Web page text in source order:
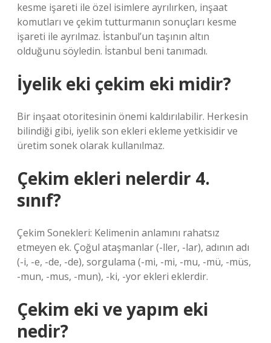
kesme işareti ile özel isimlere ayrılırken, inşaat
komutları ve çekim tutturmanın sonuçları kesme
işareti ile ayrılmaz. İstanbul’un taşının altın
olduğunu söyledin. İstanbul beni tanımadı.
İyelik eki çekim eki midir?
Bir inşaat otoritesinin önemi kaldırılabilir. Herkesin
bilindiği gibi, iyelik son ekleri ekleme yetkisidir ve
üretim sonek olarak kullanılmaz.
Çekim ekleri nelerdir 4.
sınıf?
Çekim Sonekleri: Kelimenin anlamını rahatsız
etmeyen ek. Çoğul ataşmanlar (-ller, -lar), adının adı
(-i, -e, -de, -de), sorgulama (-mi, -mi, -mu, -mü, -müs,
-mun, -mus, -mun), -ki, -yor ekleri eklerdir.
Çekim eki ve yapım eki
nedir?